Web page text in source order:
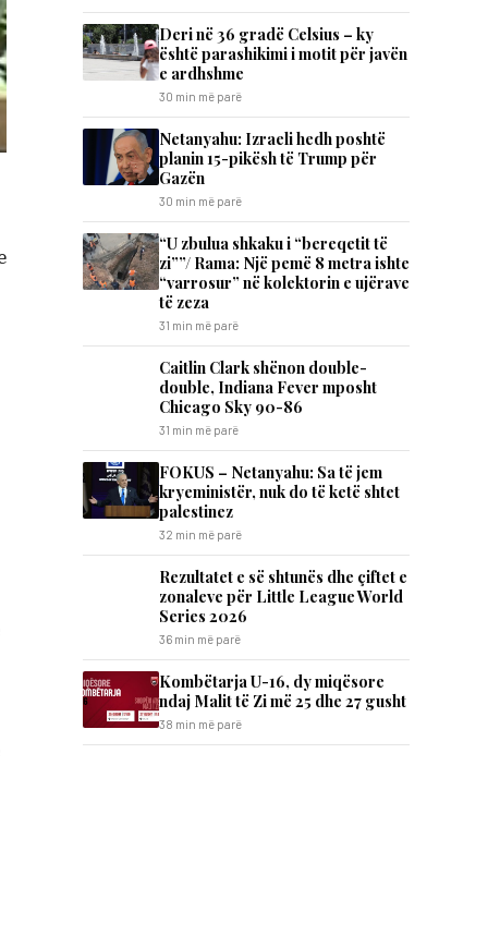
Deri në 36 gradë Celsius – ky
është parashikimi i motit për javën
e ardhshme
30 min më parë
Netanyahu: Izraeli hedh poshtë
planin 15-pikësh të Trump për
Gazën
30 min më parë
“U zbulua shkaku i “bereqetit të
zi””/ Rama: Një pemë 8 metra ishte
“varrosur” në kolektorin e ujërave
të zeza
31 min më parë
Caitlin Clark shënon double-
double, Indiana Fever mposht
Chicago Sky 90-86
31 min më parë
FOKUS – Netanyahu: Sa të jem
kryeministër, nuk do të ketë shtet
palestinez
32 min më parë
Rezultatet e së shtunës dhe çiftet e
zonaleve për Little League World
Series 2026
36 min më parë
Kombëtarja U-16, dy miqësore
ndaj Malit të Zi më 25 dhe 27 gusht
38 min më parë